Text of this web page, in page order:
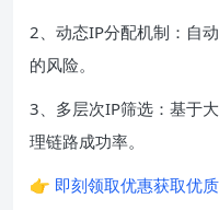
2、动态IP分配机制：自
的风险。
3、多层次IP筛选：基于
理链路成功率。
👉 即刻领取优惠获取优